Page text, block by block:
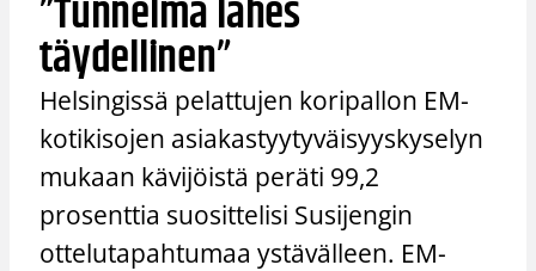
”Tunnelma lähes
täydellinen”
Helsingissä pelattujen koripallon EM-
kotikisojen asiakastyytyväisyyskyselyn
mukaan kävijöistä peräti 99,2
prosenttia suosittelisi Susijengin
ottelutapahtumaa ystävälleen. EM-